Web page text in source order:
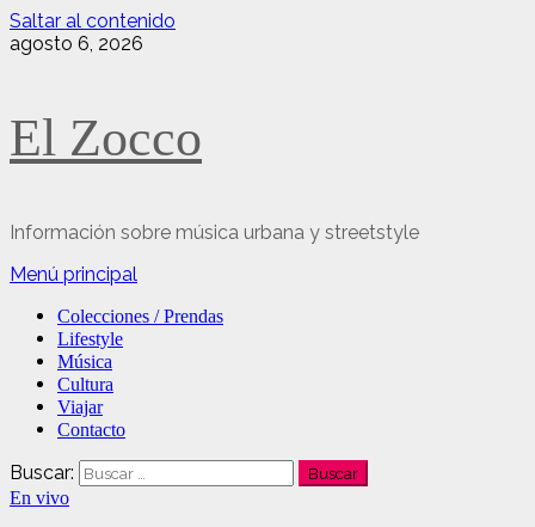
Saltar al contenido
agosto 6, 2026
El Zocco
Información sobre música urbana y streetstyle
Menú principal
Colecciones / Prendas
Lifestyle
Música
Cultura
Viajar
Contacto
Buscar:
En vivo